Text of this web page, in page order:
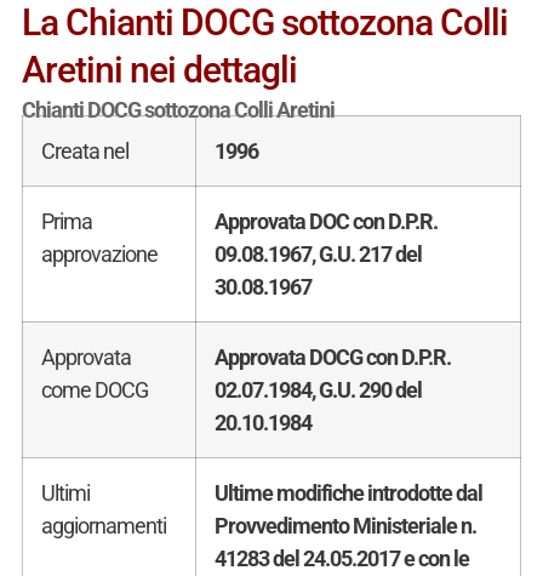
La Chianti DOCG sottozona Colli
Aretini nei dettagli
Chianti DOCG sottozona Colli Aretini
Creata nel
1996
Prima
approvazione
Approvata DOC con D.P.R.
09.08.1967, G.U. 217 del
30.08.1967
Approvata
come DOCG
Approvata DOCG con D.P.R.
02.07.1984, G.U. 290 del
20.10.1984
Ultimi
aggiornamenti
Ultime modifiche introdotte dal
Provvedimento Ministeriale n.
41283 del 24.05.2017 e con le